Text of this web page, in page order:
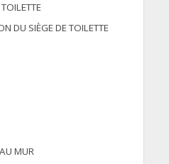
DU SIÈGE DE TOILETTE
MUR